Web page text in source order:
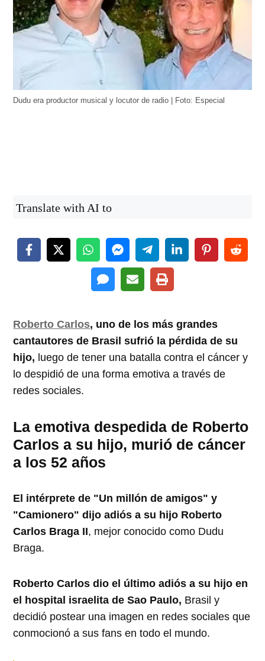
Dudu era productor musical y locutor de radio | Foto: Especial
Translate with AI to
Roberto Carlos, uno de los más grandes
cantautores de Brasil sufrió la pérdida de su
hijo, luego de tener una batalla contra el cáncer y
lo despidió de una forma emotiva a través de
redes sociales.
La emotiva despedida de Roberto
Carlos a su hijo, murió de cáncer
a los 52 años
El intérprete de "Un millón de amigos" y
"Camionero" dijo adiós a su hijo Roberto
Carlos Braga II, mejor conocido como Dudu
Braga.
Roberto Carlos dio el último adiós a su hijo en
el hospital israelita de Sao Paulo, Brasil y
decidió postear una imagen en redes sociales que
conmocionó a sus fans en todo el mundo.